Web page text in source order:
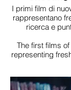
I primi film di
rappresentano
ricerca e
The first films
representing